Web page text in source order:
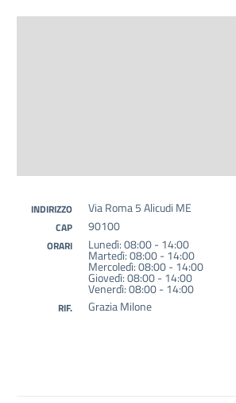
INDIRIZZO Via Roma 5 Alicudi ME
CAP 90100
ORARI Lunedì: 08:00 - 14:00
Martedì: 08:00 - 14:00
Mercoledì: 08:00 - 14:00
Giovedì: 08:00 - 14:00
Venerdì: 08:00 - 14:00
RIF. Grazia Milone